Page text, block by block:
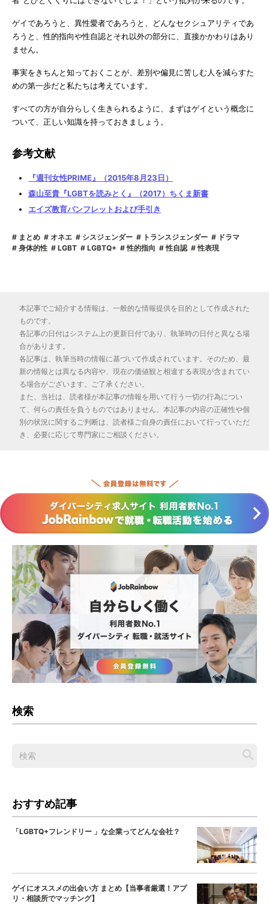
ゲイであろうと、異性愛者であろうと、どんなセクシュアリティであ
ろうと、性的指向や性自認とそれ以外の部分に、直接かかわりはあり
ません。
事実をきちんと知っておくことが、差別や偏見に苦しむ人を減らすた
めの第一歩だと私たちは考えています。
すべての方が自分らしく生きられるように、まずはゲイという概念に
ついて、正しい知識を持っておきましょう。
参考文献
『週刊女性PRIME』（2015年8月23日）
森山至貴『LGBTを読みとく』（2017）ちくま新書
エイズ教育パンフレットおよび手引き
まとめ オネエ シスジェンダー トランスジェンダー
ドラマ
身体的性
LGBT LGBTQ+ 性的指向 性自認 性表現
本記事でご紹介する情報は、一般的な情報提供を目的として作成された
ものです。
各記事の日付はシステム上の更新日付であり、執筆時の日付と異なる場
合があります。
各記事は、執筆当時の情報に基づいて作成されています。そのため、最
新の情報とは異なる内容や、現在の価値観と相違する表現が含まれてい
る場合がございます。ご了承ください。
また、当社は、読者様が本記事の情報を用いて行う一切の行為につい
て、何らの責任を負うものではありません。本記事の内容の正確性や個
別の状況に関するご判断は、読者様ご自身の責任において行っていただ
き、必要に応じて専門家にご相談ください。
検索
おすすめ記事
「LGBTQ+フレンドリー 」な企業ってどんな会社？
ゲイにオススメの出会い方 まとめ【当事者厳選！アプ
リ・相談所でマッチング】